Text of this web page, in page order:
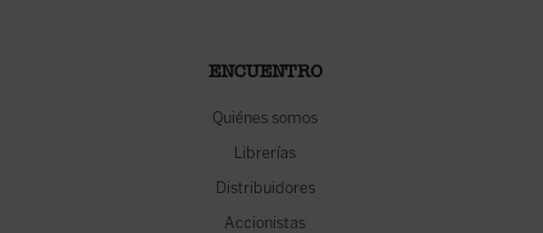
ENCUENTRO
Quiénes somos
Librerías
Distribuidores
Accionistas